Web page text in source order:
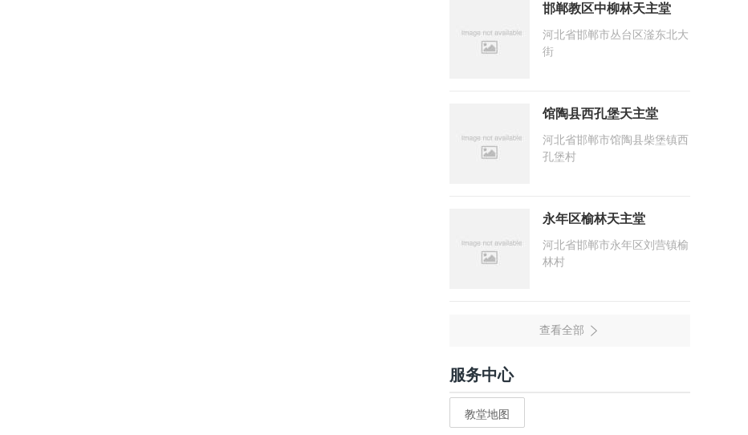
邯郸教区中柳林天主堂
河北省邯郸市丛台区滏东北大
街
馆陶县西孔堡天主堂
河北省邯郸市馆陶县柴堡镇西
孔堡村
永年区榆林天主堂
河北省邯郸市永年区刘营镇榆
林村
服务中心
教堂地图